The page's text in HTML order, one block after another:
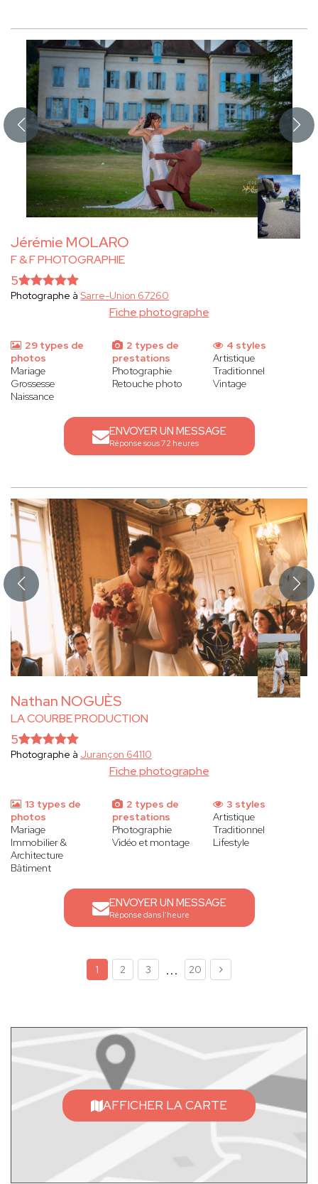
Jérémie MOLARO
F & F PHOTOGRAPHIE
Fiche photographe
5
Photographe à Sarre-Union 67260
29 types de
photos
Mariage
Grossesse
Naissance
2 types de
prestations
Photographie
Retouche photo
4 styles
Artistique
Traditionnel
Vintage
ENVOYER UN MESSAGE
Réponse sous 72 heures
Nathan NOGUÈS
LA COURBE PRODUCTION
Fiche photographe
5
Photographe à Jurançon 64110
13 types de
photos
Mariage
Immobilier &
Architecture
Bâtiment
2 types de
prestations
Photographie
Vidéo et montage
3 styles
Artistique
Traditionnel
Lifestyle
ENVOYER UN MESSAGE
Réponse dans l'heure
1 2 3 ... 20
AFFICHER LA CARTE